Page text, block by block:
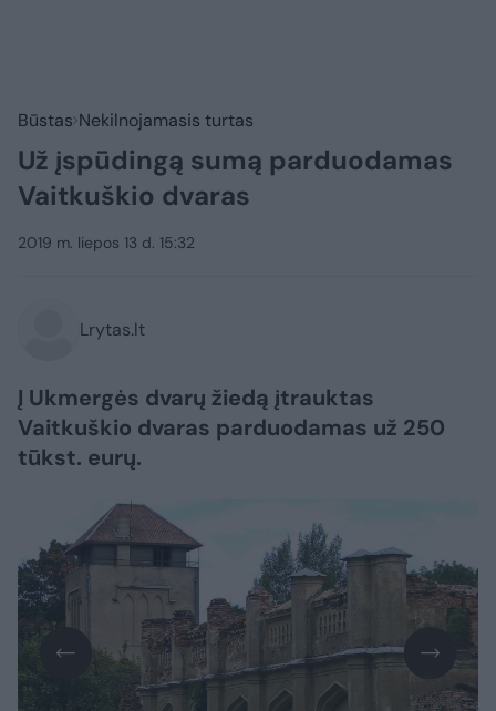
Būstas Nekilnojamasis turtas
Už įspūdingą sumą parduodamas
Vaitkuškio dvaras
2019 m. liepos 13 d. 15:32
Lrytas.lt
Į Ukmergės dvarų žiedą įtrauktas
Vaitkuškio dvaras parduodamas už 250
tūkst. eurų.